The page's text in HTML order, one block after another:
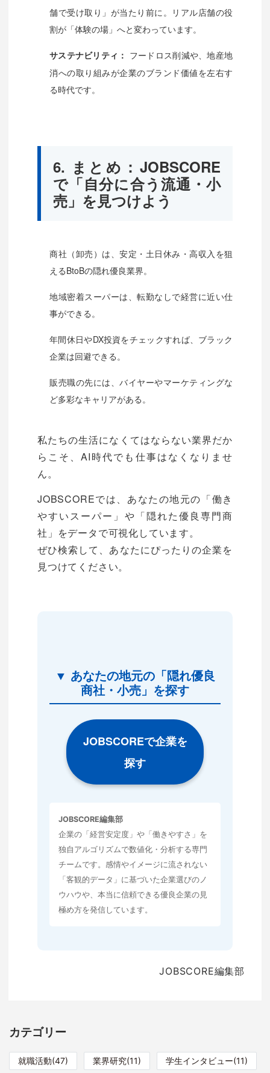
舗で受け取り」が当たり前に。リアル店舗の役
割が「体験の場」へと変わっています。
サステナビリティ：
フードロス削減や、地産地
消への取り組みが企業のブランド価値を左右す
る時代です。
6. まとめ：JOBSCORE
で「自分に合う流通・小
売」を見つけよう
商社（卸売）は、安定・土日休み・高収入を狙
えるBtoBの隠れ優良業界。
地域密着スーパーは、転勤なしで経営に近い仕
事ができる。
年間休日やDX投資をチェックすれば、ブラック
企業は回避できる。
販売職の先には、バイヤーやマーケティングな
ど多彩なキャリアがある。
私たちの生活になくてはならない業界だか
らこそ、AI時代でも仕事はなくなりませ
ん。
JOBSCOREでは、あなたの地元の「働き
やすいスーパー」や「隠れた優良専門商
社」をデータで可視化しています。
ぜひ検索して、あなたにぴったりの企業を
見つけてください。
▼ あなたの地元の「隠れ優良
商社・小売」を探す
JOBSCOREで企業を
探す
JOBSCORE編集部
企業の「経営安定度」や「働きやすさ」を
独自アルゴリズムで数値化・分析する専門
チームです。感情やイメージに流されない
「客観的データ」に基づいた企業選びのノ
ウハウや、本当に信頼できる優良企業の見
極め方を発信しています。
JOBSCORE編集部
カテゴリー
就職活動(47) 業界研究(11) 学生インタビュー(11)